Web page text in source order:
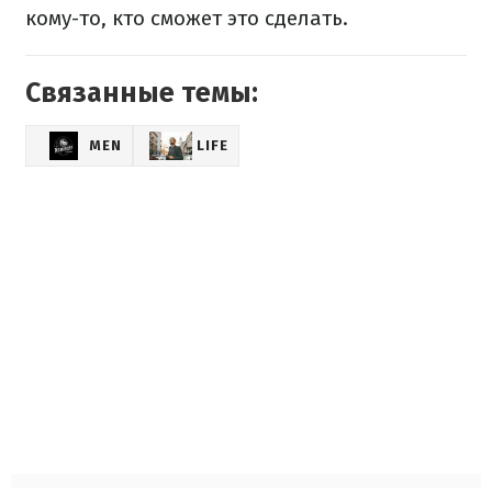
кому-то, кто сможет это сделать.
Связанные темы:
MEN LIFE